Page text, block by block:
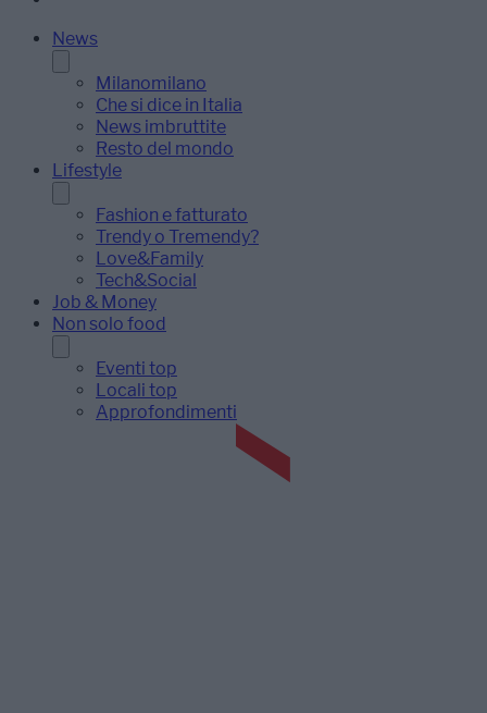
News
Milanomilano
Che si dice in Italia
News imbruttite
Resto del mondo
Lifestyle
Fashion e fatturato
Trendy o Tremendy?
Love&Family
Tech&Social
Job & Money
Non solo food
Eventi top
Locali top
Approfondimenti